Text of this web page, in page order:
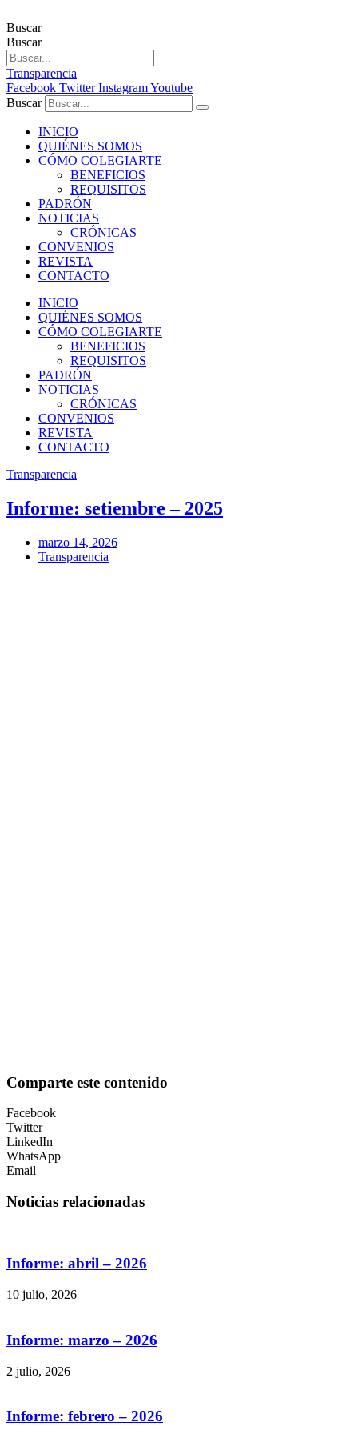
Buscar
Buscar
Transparencia
Facebook Twitter InstagramYoutube
Buscar
INICIO
QUIÉNES SOMOS
CÓMO COLEGIARTE
BENEFICIOS
REQUISITOS
PADRÓN
NOTICIAS
CRÓNICAS
CONVENIOS
REVISTA
CONTACTO
INICIO
QUIÉNES SOMOS
CÓMO COLEGIARTE
BENEFICIOS
REQUISITOS
PADRÓN
NOTICIAS
CRÓNICAS
CONVENIOS
REVISTA
CONTACTO
Transparencia
Informe: setiembre – 2025
marzo 14, 2026
Transparencia
Comparte este contenido
Facebook
Twitter
LinkedIn
WhatsApp
Email
Noticias relacionadas
Informe: abril – 2026
10 julio, 2026
Informe: marzo – 2026
2 julio, 2026
Informe: febrero – 2026